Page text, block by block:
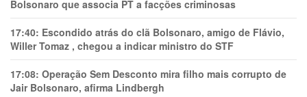
Bolsonaro que associa PT a facções criminosas
17:40: Escondido atrás do clã Bolsonaro, amigo de Flávio,
Willer Tomaz , chegou a indicar ministro do STF
17:08: Operação Sem Desconto mira filho mais corrupto de
Jair Bolsonaro, afirma Lindbergh